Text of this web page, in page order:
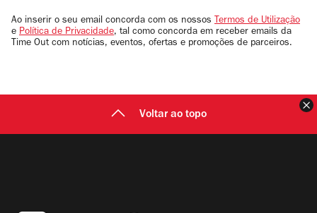
email
Ao inserir o seu email concorda com os nossos Termos de Utilização
e Política de Privacidade, tal como concorda em receber emails da
Time Out com notícias, eventos, ofertas e promoções de parceiros.
Voltar ao topo